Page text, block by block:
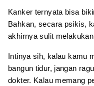
Kanker ternyata bisa
Bahkan, secara psikis,
akhirnya sulit
Intinya sih, kalau kamu
bangun tidur, jangan
dokter. Kalau memang